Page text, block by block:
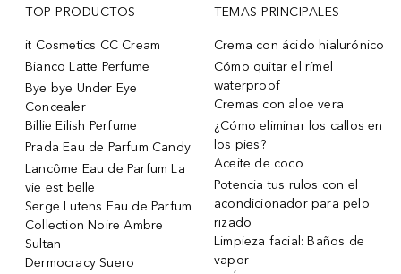
TOP PRODUCTOS
it Cosmetics CC Cream
Bianco Latte Perfume
Bye bye Under Eye
Concealer
Billie Eilish Perfume
Prada Eau de Parfum Candy
Lancôme Eau de Parfum La
vie est belle
Serge Lutens Eau de Parfum
Collection Noire Ambre
Sultan
Dermocracy Suero
TEMAS PRINCIPALES
Crema con ácido hialurónico
Cómo quitar el rímel
waterproof
Cremas con aloe vera
¿Cómo eliminar los callos en
los pies?
Aceite de coco
Potencia tus rulos con el
acondicionador para pelo
rizado
Limpieza facial: Baños de
vapor